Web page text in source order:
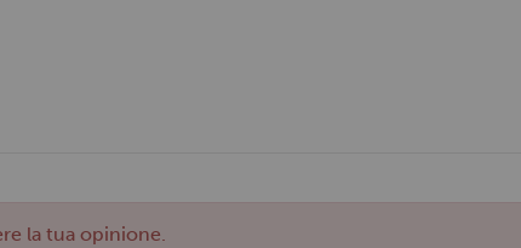
la tua opinione.